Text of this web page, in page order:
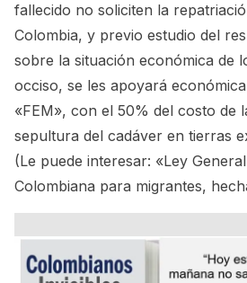
fallecido no soliciten la
Colombia, y previo estudio del
sobre la situación económica de
occiso, se les apoyará
«FEM», con el 50% del costo de
sepultura del cadáver en tierras
(Le puede interesar: «Ley
Colombiana para migrantes,